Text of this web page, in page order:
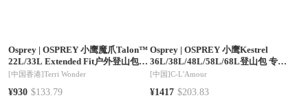
Osprey| OSPREY 小鹰魔爪Talon™
22L/33L Extended Fit户外登山包旅
行徒步双肩背包（香港仓发货）
[中国香港]Terri Wonder
¥930 $133.79
Osprey |OSPREY 小鹰Kestrel
36L/38L/48L/58L/68L登山包 专业
男款双肩背包 徒步大容量旅行包 黑
[中国]C-L'Amour
¥1417 $203.83